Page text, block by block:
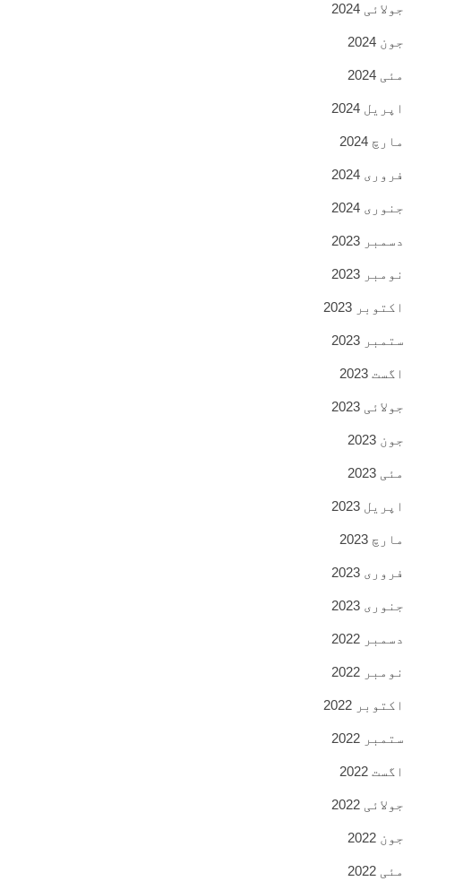
جولائی 2024
جون 2024
مئی 2024
اپریل 2024
مارچ 2024
فروری 2024
جنوری 2024
دسمبر 2023
نومبر 2023
اکتوبر 2023
ستمبر 2023
اگست 2023
جولائی 2023
جون 2023
مئی 2023
اپریل 2023
مارچ 2023
فروری 2023
جنوری 2023
دسمبر 2022
نومبر 2022
اکتوبر 2022
ستمبر 2022
اگست 2022
جولائی 2022
جون 2022
مئی 2022